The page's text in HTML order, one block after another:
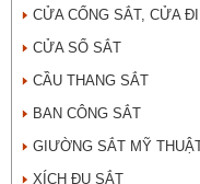
CỬA CỔNG SẮT, CỬA
CỬA SỔ SẮT
CẦU THANG SẮT
BAN CÔNG SẮT
GIƯỜNG SẮT MỸ
XÍCH ĐU SẮT